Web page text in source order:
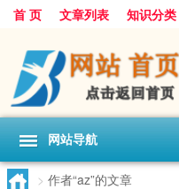
首 页 文章列表 知识分类
网站导航
> 作者“az”的文章